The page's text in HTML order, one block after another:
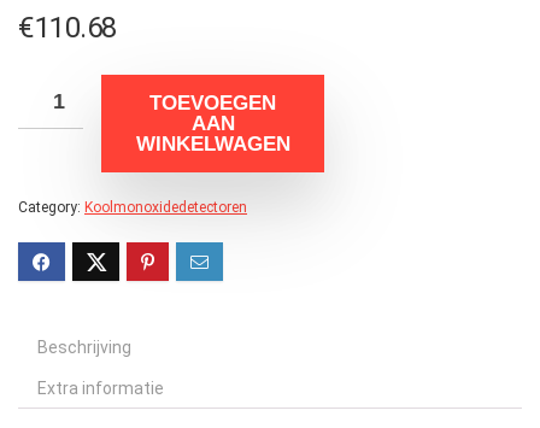
€110.68
TOEVOEGEN
AAN
WINKELWAGEN
Category: Koolmonoxidedetectoren
Beschrijving
Extra informatie